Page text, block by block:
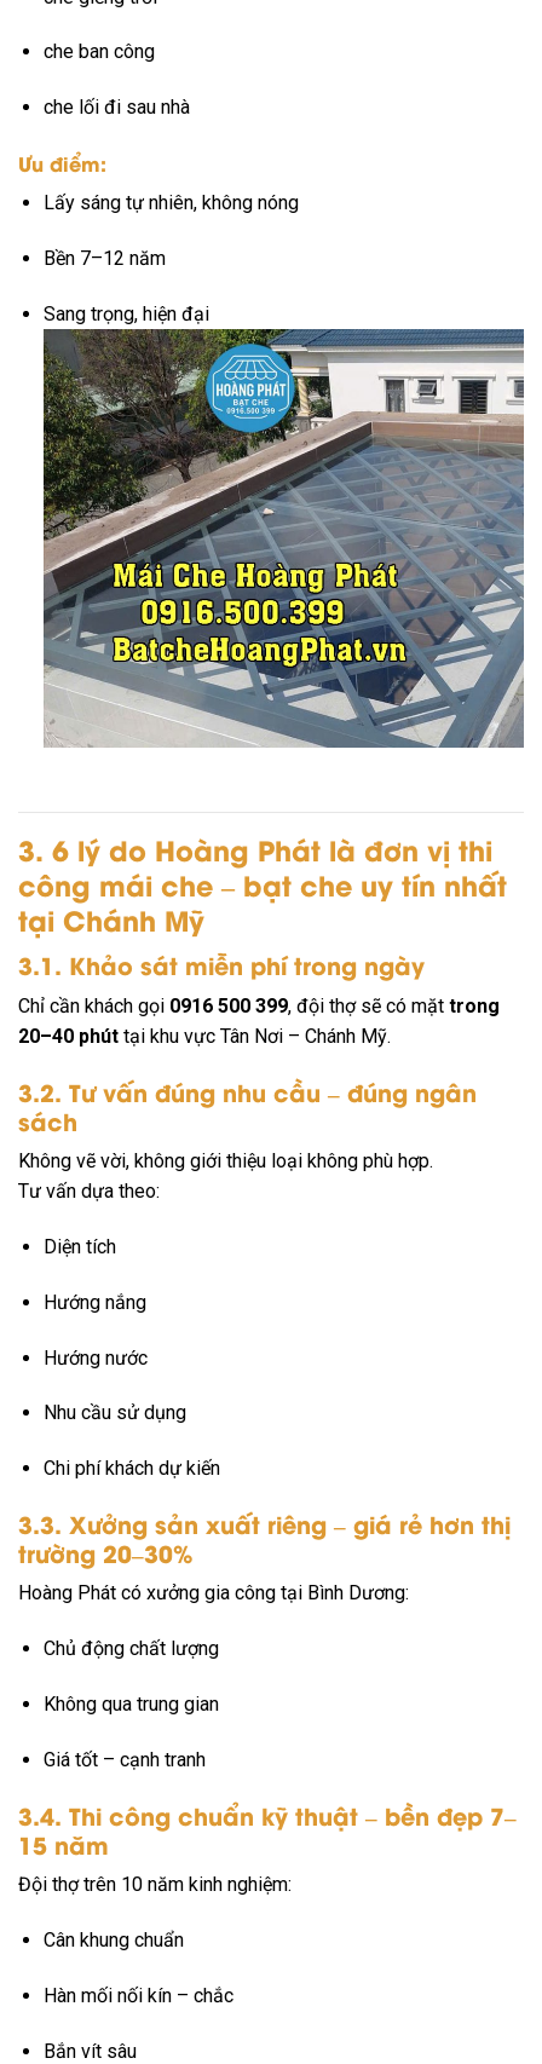
che ban công
che lối đi sau nhà
Ưu điểm:
Lấy sáng tự nhiên, không nóng
Bền 7–12 năm
Sang trọng, hiện đại
3. 6 lý do Hoàng Phát là đơn vị thi
công mái che – bạt che uy tín nhất
tại Chánh Mỹ
3.1. Khảo sát miễn phí trong ngày
Chỉ cần khách gọi 0916 500 399, đội thợ sẽ có mặt trong
20–40 phút tại khu vực Tân Nơi – Chánh Mỹ.
3.2. Tư vấn đúng nhu cầu – đúng ngân
sách
Không vẽ vời, không giới thiệu loại không phù hợp.
Tư vấn dựa theo:
Diện tích
Hướng nắng
Hướng nước
Nhu cầu sử dụng
Chi phí khách dự kiến
3.3. Xưởng sản xuất riêng – giá rẻ hơn thị
trường 20–30%
Hoàng Phát có xưởng gia công tại Bình Dương:
Chủ động chất lượng
Không qua trung gian
Giá tốt – cạnh tranh
3.4. Thi công chuẩn kỹ thuật – bền đẹp 7–
15 năm
Đội thợ trên 10 năm kinh nghiệm:
Cân khung chuẩn
Hàn mối nối kín – chắc
Bắn vít sâu